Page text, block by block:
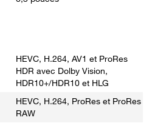
HEVC, H.264, AV1 et ProRes
HDR avec Dolby Vision,
HDR10+/HDR10 et HLG
HEVC, H.264, ProRes et ProRes
RAW